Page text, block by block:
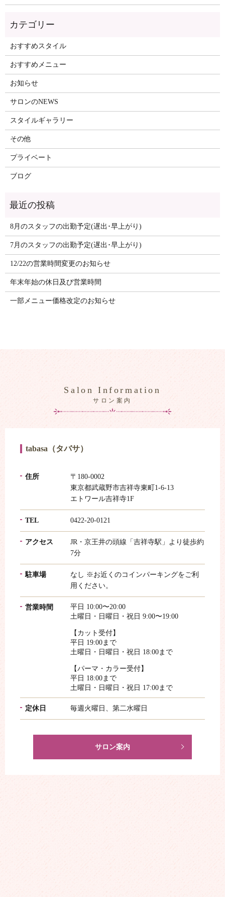
おすすめスタイル
おすすめメニュー
お知らせ
サロンのNEWS
スタイルギャラリー
その他
プライベート
ブログ
8月のスタッフの出勤予定(遅出･早上がり)
7月のスタッフの出勤予定(遅出･早上がり)
12/22の営業時間変更のお知らせ
年末年始の休日及び営業時間
一部メニュー価格改定のお知らせ
Salon Information
サロン案内
tabasa（タバサ）
住所
〒180-0002
東京都武蔵野市吉祥寺東町1-6-13
エトワール吉祥寺1F
TEL 0422-20-0121
アクセス
JR・京王井の頭線「吉祥寺駅」より徒歩約
7分
駐車場
なし ※お近くのコインパーキングをご利
用ください。
営業時間
平日 10:00〜20:00
土曜日・日曜日・祝日 9:00〜19:00
【カット受付】
平日 19:00まで
土曜日・日曜日・祝日 18:00まで
【パーマ・カラー受付】
平日 18:00まで
土曜日・日曜日・祝日 17:00まで
定休日 毎週火曜日、第二水曜日
サロン案内